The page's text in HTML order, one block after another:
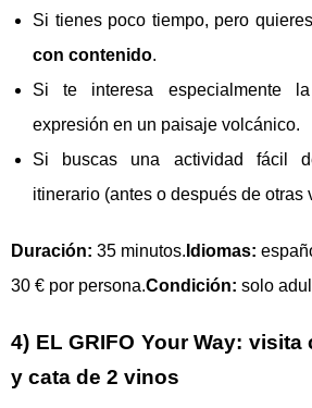
Si tienes poco tiempo, pero
con contenido.
Si te interesa especialmente
expresión en un paisaje volcánico.
Si buscas una actividad fácil
itinerario (antes o después de otras
Duración: 35 minutos. Idiomas:
30 € por persona.Condición: solo
4) EL GRIFO Your Way:
y cata de 2 vinos